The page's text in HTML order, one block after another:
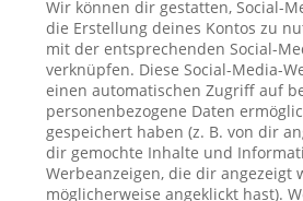
Wir können dir gestatten, Social-
die Erstellung deines Kontos zu
mit der entsprechenden Social-
verknüpfen. Diese Social-Media-
einen automatischen Zugriff auf
personenbezogene Daten
gespeichert haben (z. B. von dir
dir gemochte Inhalte und
Werbeanzeigen, die dir angezeigt
möglicherweise angeklickt hast).